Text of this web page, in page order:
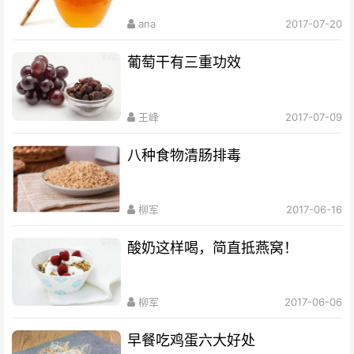
ana 2017-07-20
葡萄干有三重功效
王峰 2017-07-09
八种食物清肠排毒
柳军 2017-06-16
酸奶这样喝，简直抵燕窝！
柳军 2017-06-06
早餐吃鸡蛋六大好处